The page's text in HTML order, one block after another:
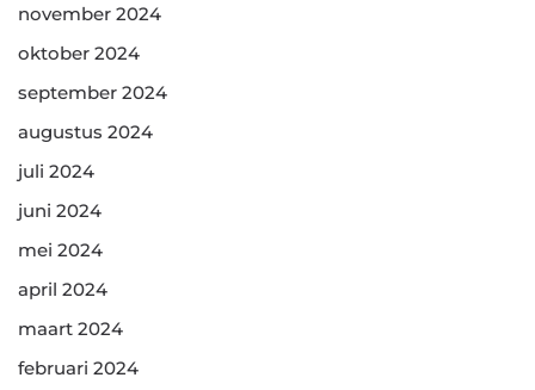
november 2024
oktober 2024
september 2024
augustus 2024
juli 2024
juni 2024
mei 2024
april 2024
maart 2024
februari 2024